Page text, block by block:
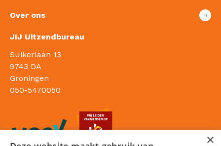
Over ons
JIJ Uitzendbureau
Suikerlaan 13
9743 DA
Groningen
050-5470050
×